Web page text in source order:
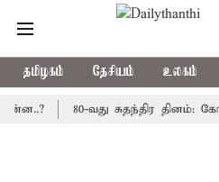
தமிழகம் தேசியம் உலகம்
80-வது சுதந்திர தினம்: